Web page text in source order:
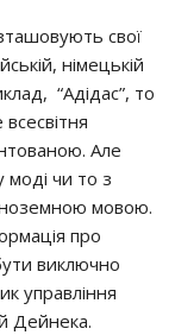
свої
німецькій
“Адідас”, то
Але
моді чи то з
мовою.
про
виключно
управління
Дейнека.